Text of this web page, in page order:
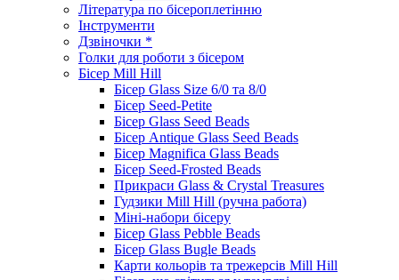
Література по бісероплетінню
Інструменти
Дзвіночки *
Голки для роботи з бісером
Бісер Mill Hill
Бісер Glass Size 6/0 та 8/0
Бісер Seed-Petite
Бісер Glass Seed Beads
Бісер Antique Glass Seed Beads
Бісер Magnifica Glass Beads
Бісер Seed-Frosted Beads
Прикраси Glass & Crystal Treasures
Гудзики Mill Hill (ручна работа)
Міні-набори бісеру
Бісер Glass Pebble Beads
Бісер Glass Bugle Beads
Карти кольорів та трежерсів Mill Hill